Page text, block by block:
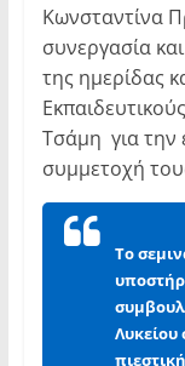
Κωνσταντίνα
συνεργασία
της ημερίδας
Τσάμη για την
συμμετοχή
Το
Λυκείου